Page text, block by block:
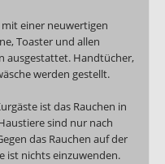
einer neuwertigen
Toaster und allen
ausgestattet. Handtücher,
werden gestellt.
ist das Rauchen in
sind nur nach
das Rauchen auf der
ist nichts einzuwenden.